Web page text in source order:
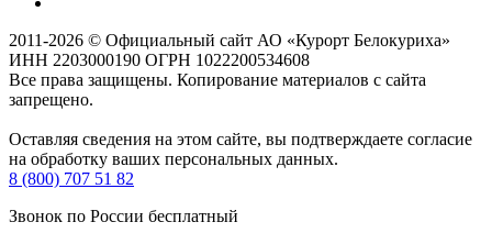
2011-2026 © Официальный сайт АО «Курорт Белокуриха»
ИНН 2203000190 ОГРН 1022200534608
Все права защищены. Копирование материалов с сайта
запрещено.
Оставляя сведения на этом сайте, вы подтверждаете согласие
на обработку ваших персональных данных.
8 (800) 707 51 82
Звонок по России бесплатный